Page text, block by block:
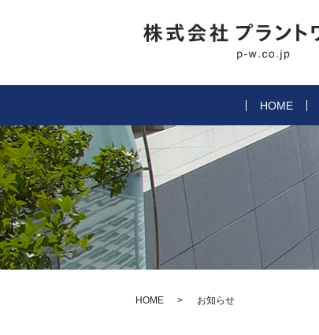
HOME
HOME お知らせ